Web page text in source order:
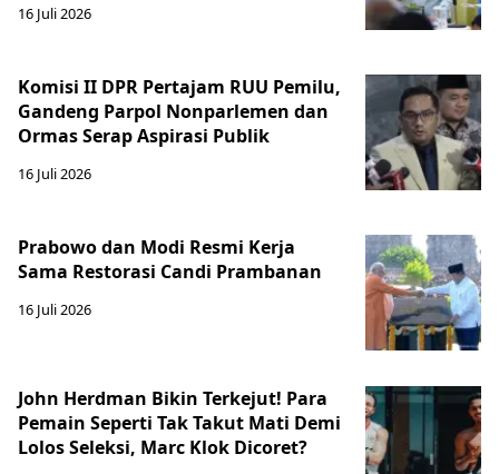
16 Juli 2026
Komisi II DPR Pertajam RUU Pemilu,
Gandeng Parpol Nonparlemen dan
Ormas Serap Aspirasi Publik
16 Juli 2026
Prabowo dan Modi Resmi Kerja
Sama Restorasi Candi Prambanan
16 Juli 2026
John Herdman Bikin Terkejut! Para
Pemain Seperti Tak Takut Mati Demi
Lolos Seleksi, Marc Klok Dicoret?